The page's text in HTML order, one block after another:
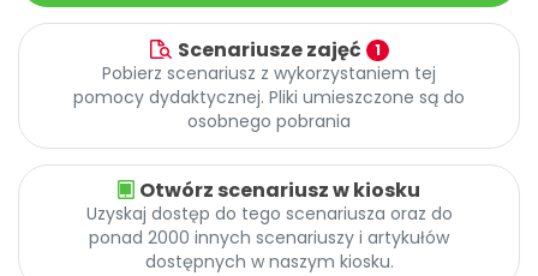
Scenariusze zajęć 1
Pobierz scenariusz z wykorzystaniem tej
pomocy dydaktycznej. Pliki umieszczone są do
osobnego pobrania
Otwórz scenariusz w kiosku
Uzyskaj dostęp do tego scenariusza oraz do
ponad 2000 innych scenariuszy i artykułów
dostępnych w naszym kiosku.